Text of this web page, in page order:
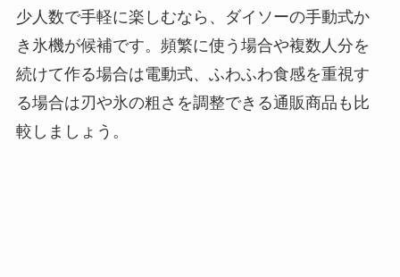
ファンカバーは買え
る？おすすめ素材＆
選び方ガイド！
【100均】ダイソー/
少人数で手軽に楽しむなら、ダイソーの手動式か
き氷機が候補です。頻繁に使う場合や複数人分を
続けて作る場合は電動式、ふわふわ食感を重視す
る場合は刃や氷の粗さを調整できる通販商品も比
較しましょう。